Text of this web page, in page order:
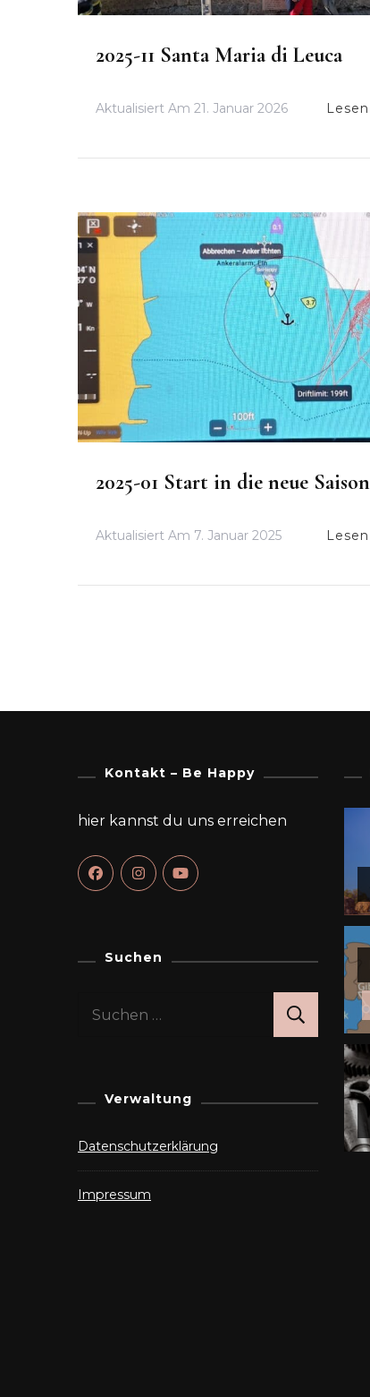
2025-11 Santa Maria di Leuca
Aktualisiert Am 21. Januar 2026 Lesen
2025-01 Start in die neue Saison
Aktualisiert Am 7. Januar 2025 Lesen
Kontakt – Be Happy
hier kannst du uns erreichen
Suchen
Suchen
Verwaltung
Datenschutzerklärung
Impressum